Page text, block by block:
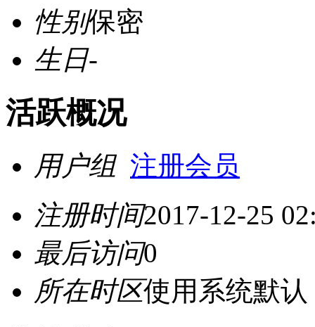
性别保密
生日-
活跃概况
用户组 注册会员
注册时间2017-12-25
最后访问0
所在时区使用系统默认